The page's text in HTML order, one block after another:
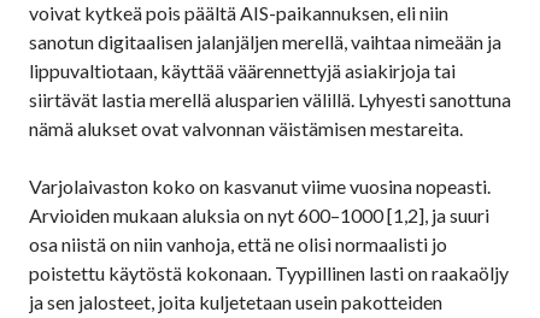
voivat kytkeä pois päältä AIS-paikannuksen, eli niin
sanotun digitaalisen jalanjäljen merellä, vaihtaa nimeään ja
lippuvaltiotaan, käyttää väärennettyjä asiakirjoja tai
siirtävät lastia merellä alusparien välillä. Lyhyesti sanottuna
nämä alukset ovat valvonnan väistämisen mestareita.
Varjolaivaston koko on kasvanut viime vuosina nopeasti.
Arvioiden mukaan aluksia on nyt 600–1000 [1,2], ja suuri
osa niistä on niin vanhoja, että ne olisi normaalisti jo
poistettu käytöstä kokonaan. Tyypillinen lasti on raakaöljy
ja sen jalosteet, joita kuljetetaan usein pakotteiden